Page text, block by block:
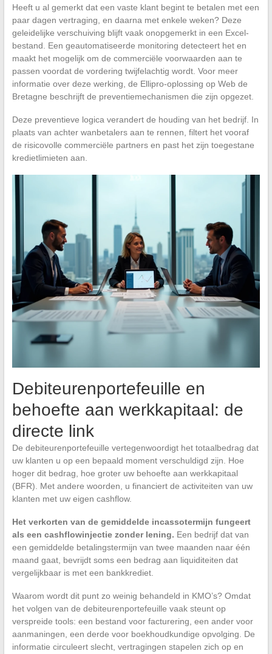
Heeft u al gemerkt dat een vaste klant begint te betalen met een
paar dagen vertraging, en daarna met enkele weken? Deze
geleidelijke verschuiving blijft vaak onopgemerkt in een Excel-
bestand. Een geautomatiseerde monitoring detecteert het en
maakt het mogelijk om de commerciële voorwaarden aan te
passen voordat de vordering twijfelachtig wordt. Voor meer
informatie over deze werking, de Ellipro-oplossing op Web de
Bretagne beschrijft de preventiemechanismen die zijn opgezet.
Deze preventieve logica verandert de houding van het bedrijf. In
plaats van achter wanbetalers aan te rennen, filtert het vooraf
de risicovolle commerciële partners en past het zijn toegestane
kredietlimieten aan.
Debiteurenportefeuille en
behoefte aan werkkapitaal: de
directe link
De debiteurenportefeuille vertegenwoordigt het totaalbedrag dat
uw klanten u op een bepaald moment verschuldigd zijn. Hoe
hoger dit bedrag, hoe groter uw behoefte aan werkkapitaal
(BFR). Met andere woorden, u financiert de activiteiten van uw
klanten met uw eigen cashflow.
Het verkorten van de gemiddelde incassotermijn fungeert
als een cashflowinjectie zonder lening. Een bedrijf dat van
een gemiddelde betalingstermijn van twee maanden naar één
maand gaat, bevrijdt soms een bedrag aan liquiditeiten dat
vergelijkbaar is met een bankkrediet.
Waarom wordt dit punt zo weinig behandeld in KMO’s? Omdat
het volgen van de debiteurenportefeuille vaak steunt op
verspreide tools: een bestand voor facturering, een ander voor
aanmaningen, een derde voor boekhoudkundige opvolging. De
informatie circuleert slecht, vertragingen stapelen zich op en